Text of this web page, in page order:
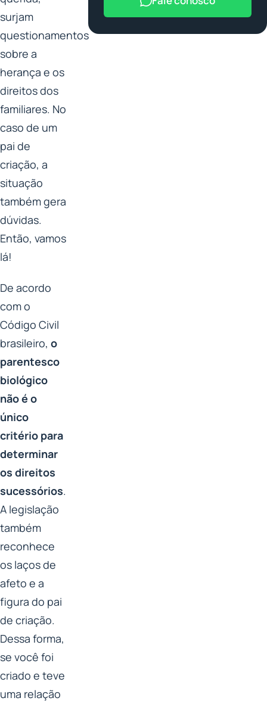
surjam
questionamentos
sobre a
herança e os
direitos dos
familiares. No
caso de um
pai de
criação, a
situação
também gera
dúvidas.
Então, vamos
lá!
De acordo
com o
Código Civil
brasileiro, o
parentesco
biológico
não é o
único
critério para
determinar
os direitos
sucessórios.
A legislação
também
reconhece
os laços de
afeto e a
figura do pai
de criação.
Dessa forma,
se você foi
criado e teve
uma relação